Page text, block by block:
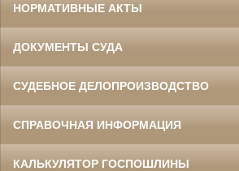
НОРМАТИВНЫЕ АКТЫ
ДОКУМЕНТЫ СУДА
СУДЕБНОЕ ДЕЛОПРОИЗВОДСТВО
СПРАВОЧНАЯ ИНФОРМАЦИЯ
КАЛЬКУЛЯТОР ГОСПОШЛИНЫ